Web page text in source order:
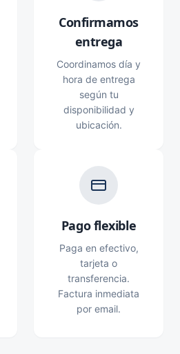
Confirmamos
entrega
Coordinamos día y
hora de entrega
según tu
disponibilidad y
ubicación.
Pago flexible
Paga en efectivo,
tarjeta o
transferencia.
Factura inmediata
por email.